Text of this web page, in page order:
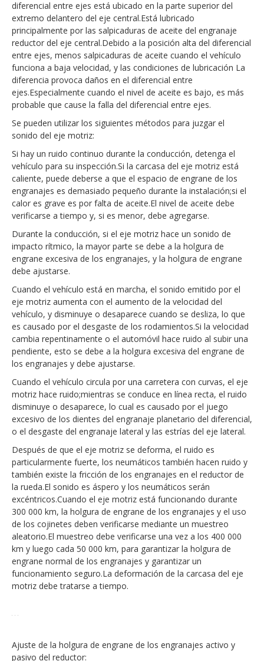
diferencial entre ejes está ubicado en la parte superior del
extremo delantero del eje central.Está lubricado
principalmente por las salpicaduras de aceite del engranaje
reductor del eje central.Debido a la posición alta del diferencial
entre ejes, menos salpicaduras de aceite cuando el vehículo
funciona a baja velocidad, y las condiciones de lubricación La
diferencia provoca daños en el diferencial entre
ejes.Especialmente cuando el nivel de aceite es bajo, es más
probable que cause la falla del diferencial entre ejes.
Se pueden utilizar los siguientes métodos para juzgar el
sonido del eje motriz:
Si hay un ruido continuo durante la conducción, detenga el
vehículo para su inspección.Si la carcasa del eje motriz está
caliente, puede deberse a que el espacio de engrane de los
engranajes es demasiado pequeño durante la instalación;si el
calor es grave es por falta de aceite.El nivel de aceite debe
verificarse a tiempo y, si es menor, debe agregarse.
Durante la conducción, si el eje motriz hace un sonido de
impacto rítmico, la mayor parte se debe a la holgura de
engrane excesiva de los engranajes, y la holgura de engrane
debe ajustarse.
Cuando el vehículo está en marcha, el sonido emitido por el
eje motriz aumenta con el aumento de la velocidad del
vehículo, y disminuye o desaparece cuando se desliza, lo que
es causado por el desgaste de los rodamientos.Si la velocidad
cambia repentinamente o el automóvil hace ruido al subir una
pendiente, esto se debe a la holgura excesiva del engrane de
los engranajes y debe ajustarse.
Cuando el vehículo circula por una carretera con curvas, el eje
motriz hace ruido;mientras se conduce en línea recta, el ruido
disminuye o desaparece, lo cual es causado por el juego
excesivo de los dientes del engranaje planetario del diferencial,
o el desgaste del engranaje lateral y las estrías del eje lateral.
Después de que el eje motriz se deforma, el ruido es
particularmente fuerte, los neumáticos también hacen ruido y
también existe la fricción de los engranajes en el reductor de
la rueda.El sonido es áspero y los neumáticos serán
excéntricos.Cuando el eje motriz está funcionando durante
300 000 km, la holgura de engrane de los engranajes y el uso
de los cojinetes deben verificarse mediante un muestreo
aleatorio.El muestreo debe verificarse una vez a los 400 000
km y luego cada 50 000 km, para garantizar la holgura de
engrane normal de los engranajes y garantizar un
funcionamiento seguro.La deformación de la carcasa del eje
motriz debe tratarse a tiempo.
Ajuste de la holgura de engrane de los engranajes activo y
pasivo del reductor: